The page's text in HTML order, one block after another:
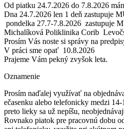
Od piatku 24.7.2026 do 7.8.2026
Dna 24.7.2026 len 1 deň zastupuje
pondelka 27.7-7.8.2026 zastupuje
Michalíková Poliklinika Corib
Prosím Vás noste si správy na
V práci sme opať 10.8.2026
Prajeme Vám pekný zvyšok leta.
Oznamenie
Prosím naďalej využívať na
ečasenku alebo telefonicky medzi
preto lieky sa už nepíšu,
Rovnako piatok pre pracovnú dobu